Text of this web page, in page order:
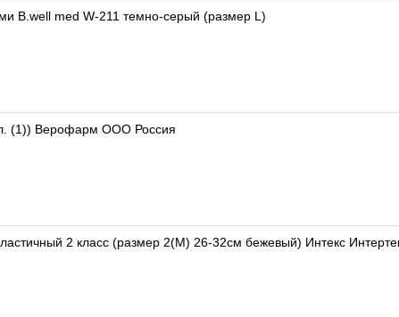
B.well med W-211 темно-серый (размер L)
(1)) Верофарм ООО Россия
2 класс (размер 2(M) 26-32см бежевый) Интекс